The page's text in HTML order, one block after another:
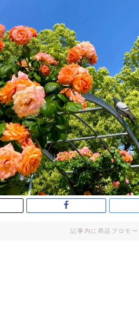
記事内に商品プロモ